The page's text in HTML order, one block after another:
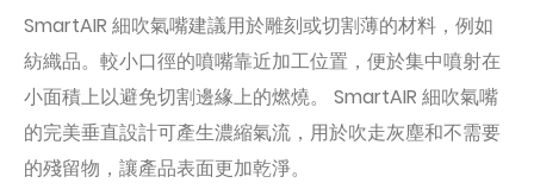
SmartAIR 細吹氣嘴建議用於雕刻或切割薄的材料，例如
紡織品。較小口徑的噴嘴靠近加工位置，便於集中噴射在
小面積上以避免切割邊緣上的燃燒。 SmartAIR 細吹氣嘴
的完美垂直設計可產生濃縮氣流，用於吹走灰塵和不需要
的殘留物，讓產品表面更加乾淨。